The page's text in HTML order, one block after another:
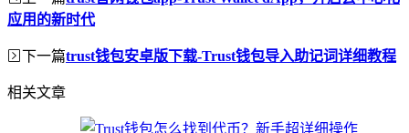
应用的新时代
下一篇trust钱包安卓版下载-Trust钱包导入助记词详细教程
相关文章